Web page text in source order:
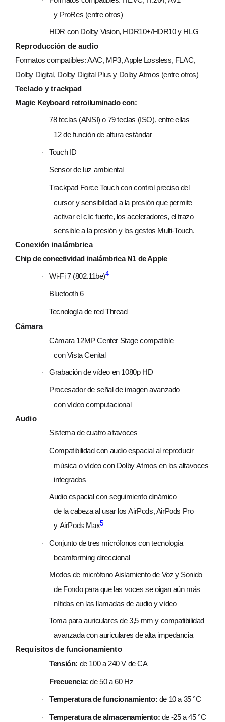
y ProRes (entre otros)
·
HDR con Dolby Vision, HDR10+/HDR10 y HLG
Reproducción de audio
Formatos compatibles: AAC, MP3, Apple Lossless, FLAC,
Dolby Digital, Dolby Digital Plus y Dolby Atmos (entre otros)
Teclado y trackpad
Magic Keyboard retroiluminado con:
·
78 teclas (ANSI) o 79 teclas (ISO), entre ellas
12 de función de altura estándar
· Touch ID
· Sensor de luz ambiental
·
Trackpad Force Touch con control preciso del
cursor y sensibilidad a la presión que permite
activar el clic fuerte, los aceleradores, el trazo
sensible a la presión y los gestos Multi‑Touch.
Conexión inalámbrica
Chip de conectividad inalámbrica N1 de Apple
· Wi‑Fi 7 (802.11be)4
· Bluetooth 6
·
Tecnología de red Thread
Cámara
·
Cámara 12MP Center Stage compatible
con Vista Cenital
· Grabación de vídeo en 1080p HD
·
Procesador de señal de imagen avanzado
con vídeo computacional
Audio
· Sistema de cuatro altavoces
·
Compati­bilidad con audio espacial al reproducir
música o vídeo con Dolby Atmos en los altavoces
integrados
·
Audio espacial con seguimiento dinámico
de la cabeza al usar los AirPods, AirPods Pro
y AirPods Max5
·
Conjunto de tres micrófonos con tecnología
beamforming direccional
·
Modos de micrófono Aislamiento de Voz y Sonido
de Fondo para que las voces se oigan aún más
nítidas en las llamadas de audio y vídeo
·
Toma para auriculares de 3,5 mm y compatibilidad
avanzada con auriculares de alta impedancia
Requisitos de funciona­miento
· Tensión: de 100 a 240 V de CA
· Frecuencia: de 50 a 60 Hz
· Temperatura de funciona­miento: de 10 a 35 °C
· Temperatura de almacena­miento: de -25 a 45 °C